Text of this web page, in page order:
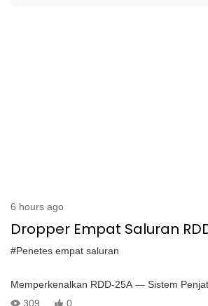
6 hours ago
Dropper Empat Saluran
DJI M300/M350 | Sistem
#Penetes empat saluran
Memperkenalkan RDD-25A — Sistem
untuk Drone DJI M300/M350 RDD-25A
309 0